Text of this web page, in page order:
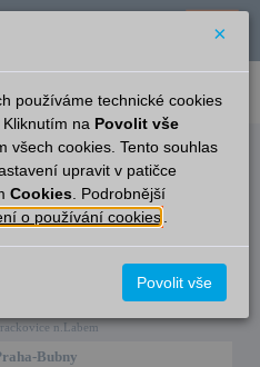
14:06
Přes Kolej
n.Labem
–
Bubny
×
používáme technické cookies
na Povolit vše
všech cookies. Tento souhlas
upravit v patičce
Cookies . Podrobnější
o používání cookies
Povolit vše